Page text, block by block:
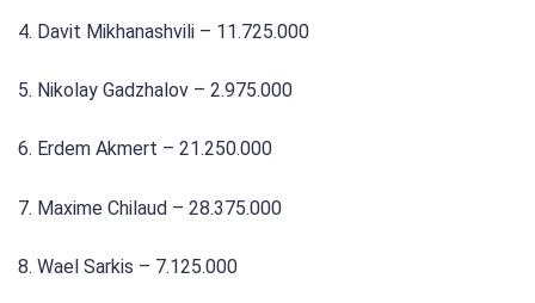
4. Davit Mikhanashvili – 11.725.000
5. Nikolay Gadzhalov – 2.975.000
6. Erdem Akmert – 21.250.000
7. Maxime Chilaud – 28.375.000
8. Wael Sarkis – 7.125.000